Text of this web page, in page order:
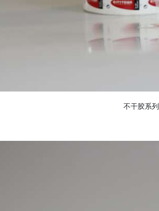
不干胶系列